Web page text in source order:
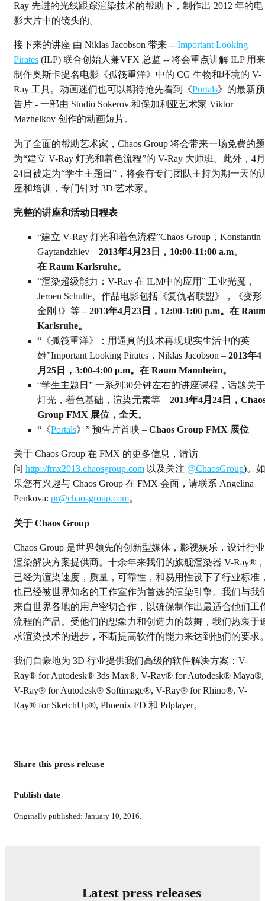
Ray 先进的光线跟踪渲染技术的帮助下，制作出 2012 年的电
影大片中的镜头的。
接下来的讲座 由 Niklas Jacobson 带来 -- Important Looking
Pirates (ILP) 联合创始人兼VFX 总监 -- 将会重点讲解 ILP 用来
制作奥斯卡提名电影《孤筏重洋》中的 CG 生物和环境的 V-
Ray 工具。动画迷们也可以期待抢先看到《Portals》的最新预
告片 - 一部由 Studio Sokerov 和保加利亚艺术家 Viktor
Mazhelkov 创作的动画短片。
为了全面的帮助艺术家，Chaos Group 将会带来一场免费的题
为“建立 V-Ray 灯光和着色流程”的 V-Ray 大师班。此外，4月
24日被定为“学生主题日”，将会有专门团队主持为期一天的
座和培训，专门针对 3D 艺术家。
完整的讲座和活动日程表
“建立 V-Ray 灯光和着色流程”Chaos Group，Konstantin
Gaytandzhiev – 2013年4月23日，10:00-11:00 a.m。
在 Raum Karlsruhe。
“渲染超级能力：V-Ray 在 ILM中的应用” 工业光魔，
Jeroen Schulte。作品电影包括《复仇者联盟》，《变形
金刚3》等– 2013年4月23日，12:00-1:00 p.m。在
Karlsruhe。
“《孤筏重洋》：用逼真的技术再现现实生活中的英
雄”Important Looking Pirates，Niklas Jacobson – 2013年4
月25日，3:00-4:00 p.m。在 Raum Mannheim。
“学生主题日” 一系列30分钟左右的讲座课程，话题关于
灯光，着色基础，渲染元素等 – 2013年4月24日，
Group FMX 展位，全天。
“《Portals》” 预告片首映 – Chaos Group FMX 展位
关于 Chaos Group 在 FMX 的更多信息，请访
问 http://fmx2013.chaosgroup.com 以及关注 @ChaosGroup)。如
果您有兴趣与 Chaos Group 在 FMX 会面，请联系 Angelina
Penkova: pr@chaosgroup.com。
关于 Chaos Group
Chaos Group 是世界领先的创新型媒体，影视娱乐，设计行业
渲染解决方案提供商。十余年来我们的旗舰渲染器 V-Ray®，
已经为渲染速度，质量，可靠性，和易用性设下了行业标准
也已经被世界知名的工作室作为首选的渲染引擎。我们与我
来自世界各地的用户密切合作，以确保制作出最适合他们工
流程的产品。受他们的想象力和创造力的鼓舞，我们热衷于
求渲染技术的进步，不断提高软件的能力来达到他们的要求
我们自豪地为 3D 行业提供我们高级的软件解决方案：V-
Ray® for Autodesk® 3ds Max®, V-Ray® for Autodesk® Maya®,
V-Ray® for Autodesk® Softimage®, V-Ray® for Rhino®, V-
Ray® for SketchUp®, Phoenix FD 和 Pdplayer。
Share this press release
Publish date
Originally published: January 10, 2016.
Latest press releases